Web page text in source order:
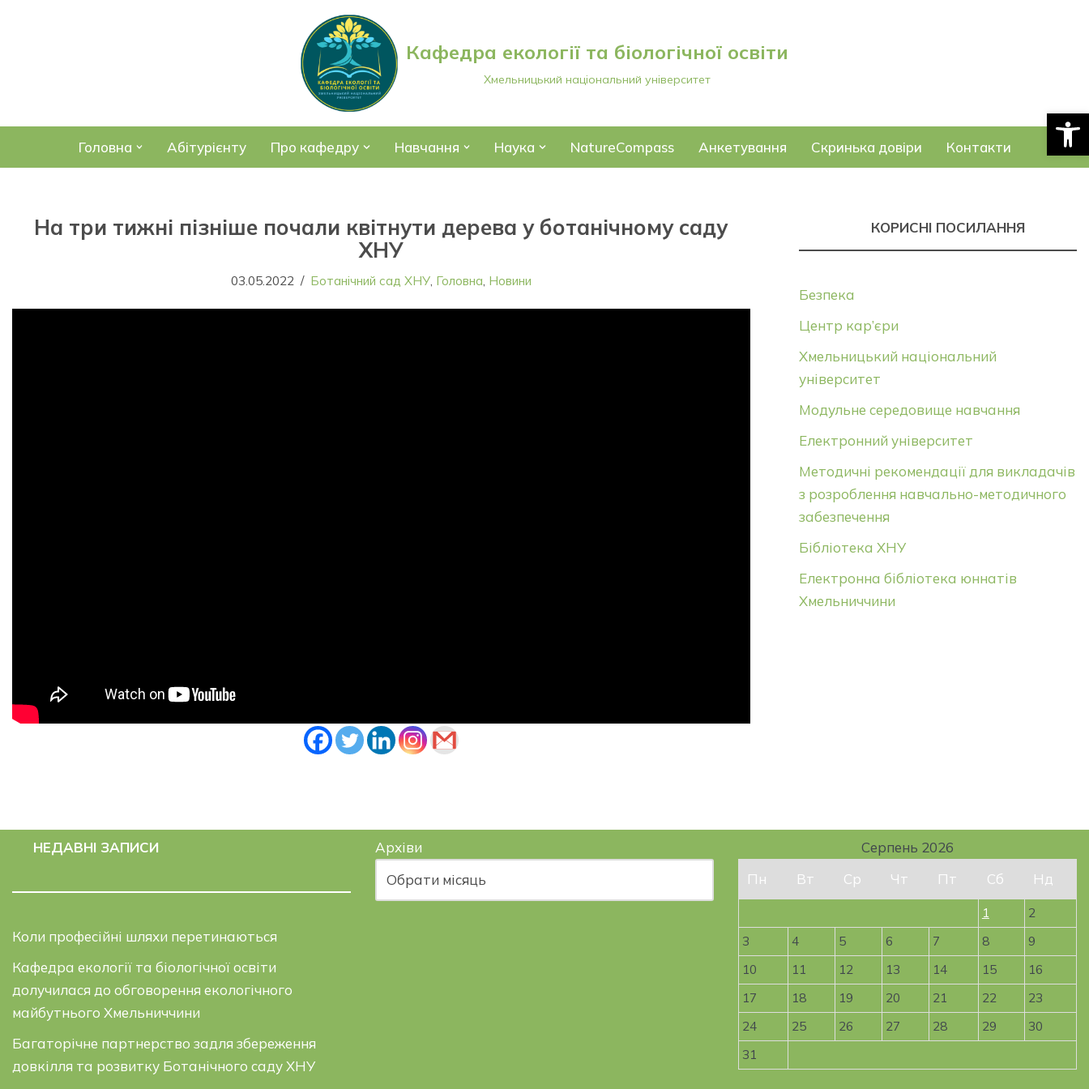
Кафедра екології та біологічної освіти
Хмельницький національний університет
Головна Абітурієнту Про кафедру Навчання Наука NatureCompass Анкетування Скринька довіри Контакти
На три тижні пізніше почали квітнути дерева у ботанічному саду
ХНУ
03.05.2022 Ботанічний сад ХНУ, Головна, Новини
КОРИСНІ ПОСИЛАННЯ
Безпека
Центр кар’єри
Хмельницький національний
університет
Модульне середовище навчання
Електронний університет
Методичні рекомендації для викладачів
з розроблення навчально-методичного
забезпечення
Бібліотека ХНУ
Електронна бібліотека юннатів
Хмельниччини
НЕДАВНІ ЗАПИСИ
Коли професійні шляхи перетинаються
Кафедра екології та біологічної освіти
долучилася до обговорення екологічного
майбутнього Хмельниччини
Багаторічне партнерство задля збереження
довкілля та розвитку Ботанічного саду ХНУ
Архіви
Серпень 2026
Пн
Вт Ср Чт Пт Сб Нд
1
2
3
4 5 6 7 8
9
10
11 12 13 14 15
16
17
18 19 20 21 22
23
24
25 26 27 28 29
30
31